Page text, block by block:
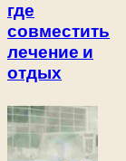
где
совместить
лечение и
отдых